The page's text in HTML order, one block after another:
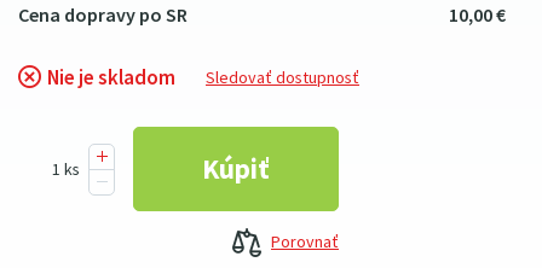
Nie je skladom Sledovať dostupnosť
10 00€
Porovnať